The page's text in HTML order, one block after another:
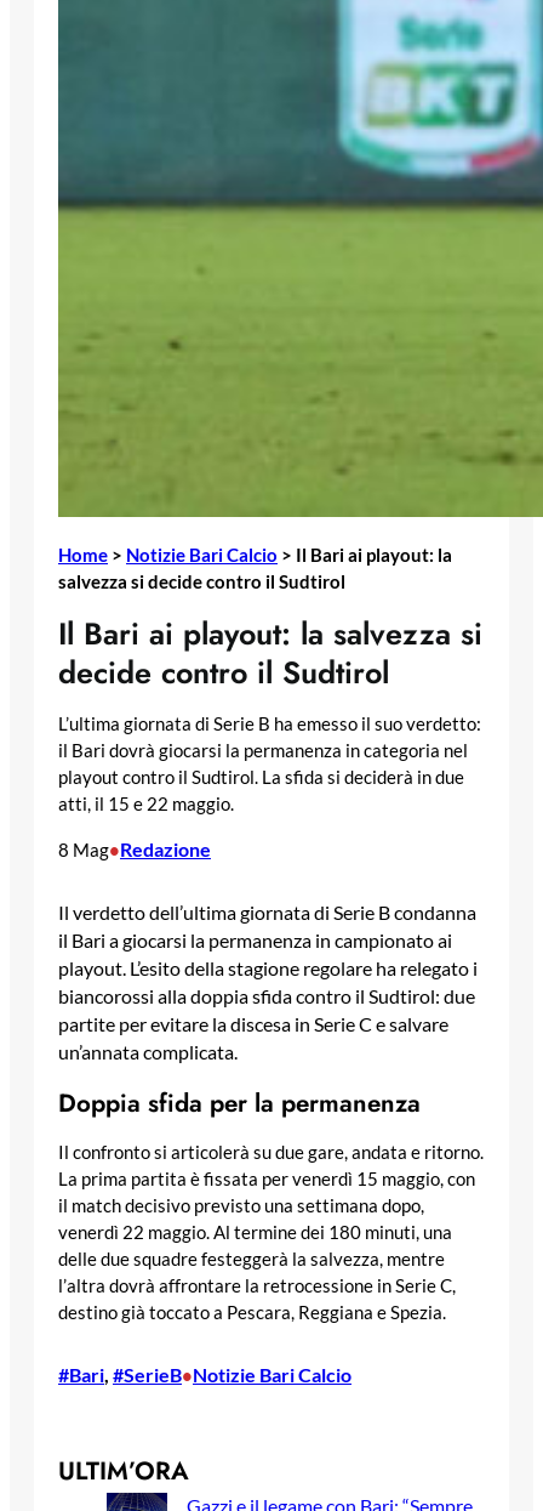
Home > Notizie Bari Calcio > Il Bari ai playout: la
salvezza si decide contro il Sudtirol
Il Bari ai playout: la salvezza si
decide contro il Sudtirol
L’ultima giornata di Serie B ha emesso il suo verdetto:
il Bari dovrà giocarsi la permanenza in categoria nel
playout contro il Sudtirol. La sfida si deciderà in due
atti, il 15 e 22 maggio.
8 Mag•Redazione
Il verdetto dell’ultima giornata di Serie B condanna
il Bari a giocarsi la permanenza in campionato ai
playout. L’esito della stagione regolare ha relegato i
biancorossi alla doppia sfida contro il Sudtirol: due
partite per evitare la discesa in Serie C e salvare
un’annata complicata.
Doppia sfida per la permanenza
Il confronto si articolerà su due gare, andata e ritorno.
La prima partita è fissata per venerdì 15 maggio, con
il match decisivo previsto una settimana dopo,
venerdì 22 maggio. Al termine dei 180 minuti, una
delle due squadre festeggerà la salvezza, mentre
l’altra dovrà affrontare la retrocessione in Serie C,
destino già toccato a Pescara, Reggiana e Spezia.
#Bari, #SerieB•Notizie Bari Calcio
ULTIM’ORA
Gazzi e il legame con Bari: “Sempre